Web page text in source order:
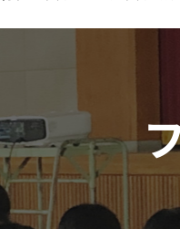
設立の経緯
財団概要
かめのりカレッジ
かめのりスクール
高校生
にほんご
にほんご
その他
かめのり
オンライ